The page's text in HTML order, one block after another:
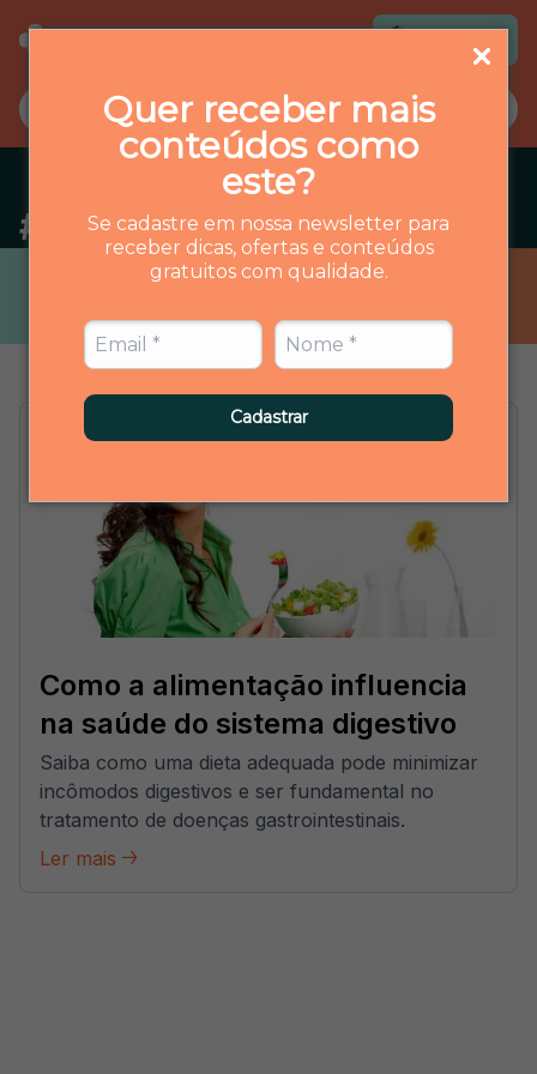
Quer receber mais
conteúdos como
este?
Se cadastre em nossa newsletter para
receber dicas, ofertas e conteúdos
gratuitos com qualidade.
Cadastrar
# digestao
Como a alimentação influencia
na saúde do sistema digestivo
Saiba como uma dieta adequada pode minimizar
incômodos digestivos e ser fundamental no
tratamento de doenças gastrointestinais.
Ler mais